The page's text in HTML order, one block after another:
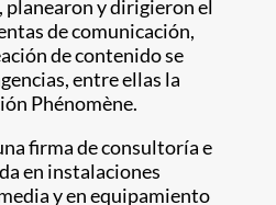
y dirigieron el
de comunicación,
de contenido se
entre ellas la
Phénomène.
firma de consultoría e
en instalaciones
y en equipamiento